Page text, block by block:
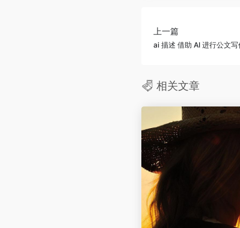
上一篇
ai 描述 借助 AI 进行公文
相关文章